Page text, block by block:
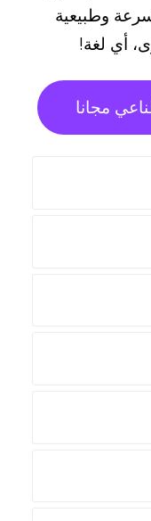
بسرعة وطبيعية
أي لغة!
مجانا